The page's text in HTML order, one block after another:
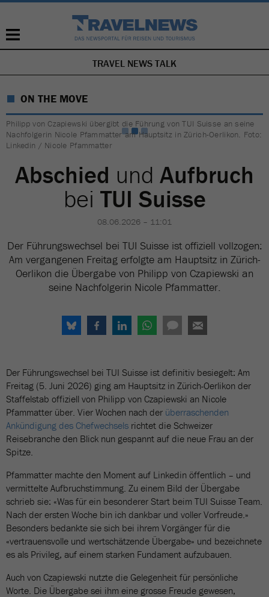
NAVIGATION
ÜBERSPRINGEN
TRAVEL NEWS TALK
ON THE MOVE
Philipp von Czapiewski übergibt die Führung von TUI Suisse an seine
Nachfolgerin Nicole Pfammatter am Hauptsitz in Zürich-Oerlikon. Foto:
Linkedin / Nicole Pfammatter
Abschied und Aufbruch
bei TUI Suisse
08.06.2026 – 11:01
Der Führungswechsel bei TUI Suisse ist offiziell vollzogen:
Am vergangenen Freitag erfolgte am Hauptsitz in Zürich-
Oerlikon die Übergabe von Philipp von Czapiewski an
seine Nachfolgerin Nicole Pfammatter.
Der Führungswechsel bei TUI Suisse ist definitiv besiegelt: Am
Freitag (5. Juni 2026) ging am Hauptsitz in Zürich-Oerlikon der
Staffelstab offiziell von Philipp von Czapiewski an Nicole
Pfammatter über. Vier Wochen nach der überraschenden
Ankündigung des Chefwechsels richtet die Schweizer
Reisebranche den Blick nun gespannt auf die neue Frau an der
Spitze.
Pfammatter machte den Moment auf Linkedin öffentlich – und
vermittelte Aufbruchstimmung. Zu einem Bild der Übergabe
schrieb sie: «Was für ein besonderer Start beim TUI Suisse Team.
Nach der ersten Woche bin ich dankbar und voller Vorfreude.»
Besonders bedankte sie sich bei ihrem Vorgänger für die
«vertrauensvolle und wertschätzende Übergabe» und bezeichnete
es als Privileg, auf einem starken Fundament aufzubauen.
Auch von Czapiewski nutzte die Gelegenheit für persönliche
Worte. Die Übergabe sei ihm eine grosse Freude gewesen,